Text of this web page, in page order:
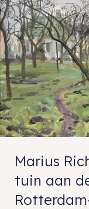
Marius
tuin aan